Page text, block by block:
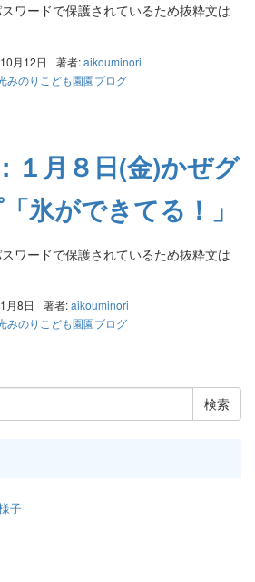
ワードで保護されているため抜粋文は
月12日 著者:aikouminori
みのりこども園園ブログ
１月８日(金)かぜグ
氷ができてる！」
ワードで保護されているため抜粋文は
月8日 著者:aikouminori
みのりこども園園ブログ
子